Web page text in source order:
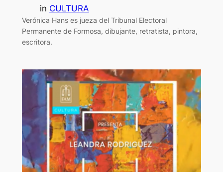
in CULTURA
Verónica Hans es jueza del Tribunal Electoral
Permanente de Formosa, dibujante, retratista, pintora,
escritora.